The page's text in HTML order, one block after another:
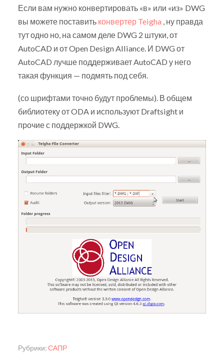
Если вам нужно конвертировать «в» или «из» DWG
вы можете поставить конвертер Teigha , ну правда
тут одно но, на самом деле DWG 2 штуки, от
AutoCAD и от Open Design Alliance. И DWG от
AutoCAD лучше поддерживает AutoCAD у него
такая функция — подмять под себя.
(со шрифтами точно будут проблемы). В общем
библиотеку от ODA и используют Draftsight и
прочие с поддержкой DWG.
Рубрики:САПР